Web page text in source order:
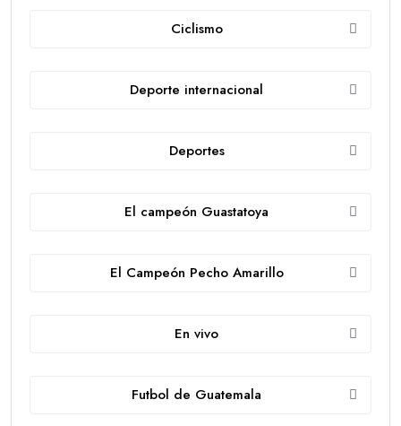
Ciclismo
Deporte internacional
Deportes
El campeón Guastatoya
El Campeón Pecho Amarillo
En vivo
Futbol de Guatemala